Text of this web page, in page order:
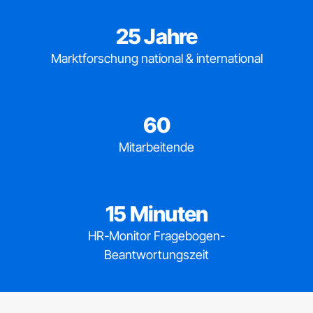
Marktforschung national & international
25Jahre
Mitarbeitende
60
HR-Monitor Fragebogen-
Beantwortungszeit
15Minuten